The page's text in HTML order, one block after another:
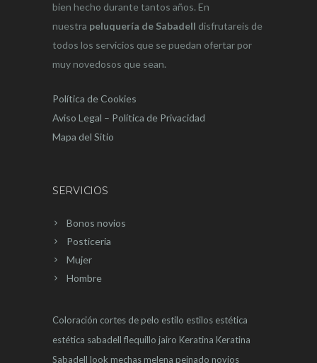
bien hecho durante tantos años. En
nuestra peluquería de Sabadell disfrutareis de
todos los servicios que se puedan ofertar por
muy novedosos que sean.
Política de Cookies
Aviso Legal – Política de Privacidad
Mapa del Sitio
SERVICIOS
Bonos novios
Posticeria
Mujer
Hombre
Coloración cortes de pelo estilo estilos estética
estética sabadell flequillo jairo Keratina Keratina
Sabadell look mechasmelena peinado novios